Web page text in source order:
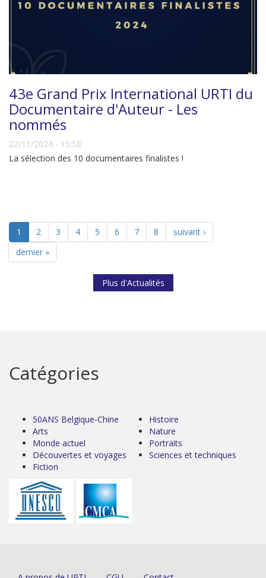
43e Grand Prix International URTI du
Documentaire d'Auteur - Les
nommés
22/11/2024 - 15:58
La sélection des 10 documentaires finalistes !
1 2 3 4 5 6 7 8
suivant ›
dernier »
Plus d'Actualités
Catégories
50ANS Belgique-Chine
Arts
Monde actuel
Découvertes et voyages
Fiction
Histoire
Nature
Portraits
Sciences et techniques